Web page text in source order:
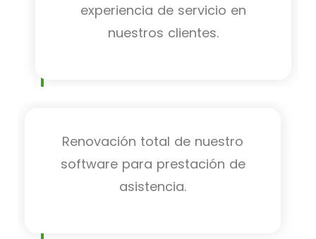
experiencia de servicio en
nuestros clientes.
Renovación total de nuestro
software para prestación de
asistencia.